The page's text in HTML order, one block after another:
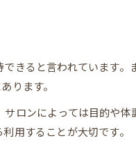
リーの魅力
ラックス感
きると言われています
ります。
ロンによっては目的や
用することが大切です。